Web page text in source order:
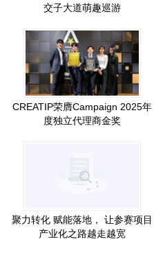
交子大道萌趣巡游
CREATIP荣膺Campaign 2025年
度独立代理商金奖
聚力转化 赋能落地， 让参赛项目
产业化之路越走越宽